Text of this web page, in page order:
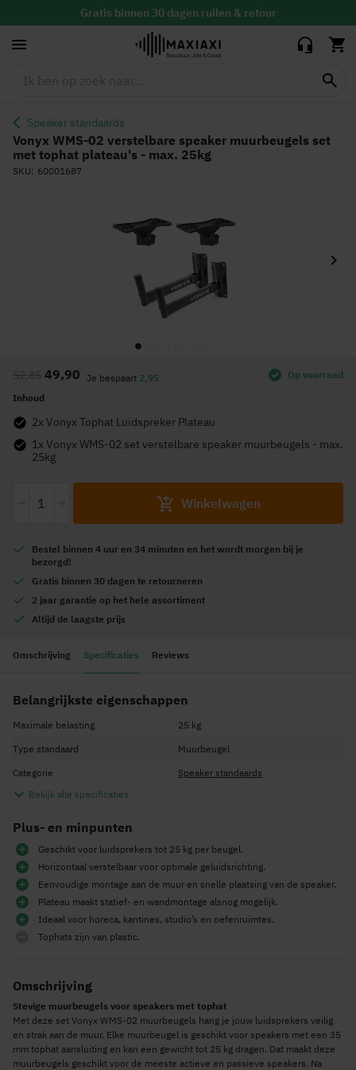
Gratis binnen 30 dagen ruilen & retour
Altijd de
Speaker standaards
muurbeugels set
met tophat
plateau's - max.
52,85
Vonyx WMS-02 verstelbare speaker muurbeugels set
met tophat plateau's - max. 25kg
SKU 60001687
49,90
52,85 Je bespaart 2,95
Inhoud
2x Vonyx Tophat Luidspreker Plateau
1x Vonyx WMS-02 set verstelbare speaker muurbeugels - max.
25kg
Winkelwagen
Op voorraad
Bestel binnen 4 uur en 34 minuten en het wordt morgen bij je
bezorgd!
Gratis binnen 30 dagen te retourneren
2 jaar garantie op het hele assortiment
Altijd de laagste prijs
het
begin
van
afbeeldingen-
Omschrijving Specificaties Reviews
Omschrijving
Stevige muurbeugels voor speakers met tophat
Met deze set Vonyx WMS-02 muurbeugels hang je jouw luidsprekers veilig
en strak aan de muur. Elke muurbeugel is geschikt voor speakers met een 35
mm tophat aansluiting en kan een gewicht tot 25 kg dragen. Dat maakt deze
muurbeugels geschikt voor de meeste actieve en passieve speakers. Na
Belangrijkste eigenschappen
Maximale belasting
25 kg
Type standaard
Muurbeugel
Categorie
Speaker standaards
Bekijk alle specificaties
Plus- en minpunten
Geschikt voor luidsprekers tot 25 kg per beugel.
Horizontaal verstelbaar voor optimale geluidsrichting.
Eenvoudige montage aan de muur en snelle plaatsing van de speaker.
Plateau maakt statief- en wandmontage alsnog mogelijk.
Ideaal voor horeca, kantines, studio’s en oefenruimtes.
Tophats zijn van plastic.